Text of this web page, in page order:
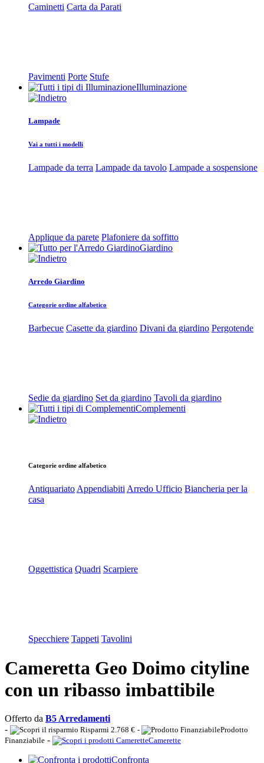
Caminetti Carta da Parati
Pavimenti Porte Stufe
Illuminazione
Lampade
Vai a tutti i modelli
Lampade da terra Lampade da tavolo Lampade a sospensione
Applique da parete Plafoniere da soffitto
Giardino
Arredo Giardino
Categorie ordine alfabetico
Barbecue Casette da giardino Divani da giardino Pergotende
Sedie da giardino Set da giardino Tavoli da giardino
Complementi
Categorie ordine alfabetico
Antiquariato Appendiabiti Arredo Ufficio Biancheria per la
casa
Oggettistica Quadri Scarpiere
Specchiere Tappeti Tavolini
Cameretta Geo Doimo cityline
con un ribasso imbattibile
Offerto da B5 Arredamenti
-
Risparmi 2.768 € -
Prodotto
Finanziabile - Camerette
Confronta